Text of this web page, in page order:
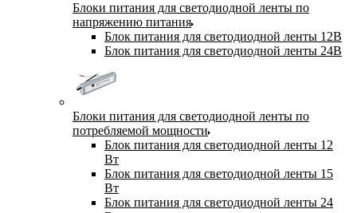
Блоки питания для светодиодной ленты по
напряжению питания
Блок питания для светодиодной ленты 12В
Блок питания для светодиодной ленты 24В
Блоки питания для светодиодной ленты по
потребляемой мощности
Блок питания для светодиодной ленты 12
Вт
Блок питания для светодиодной ленты 15
Вт
Блок питания для светодиодной ленты 24